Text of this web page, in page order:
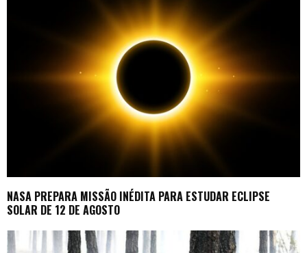
NASA PREPARA MISSÃO INÉDITA PARA ESTUDAR ECLIPSE
SOLAR DE 12 DE AGOSTO